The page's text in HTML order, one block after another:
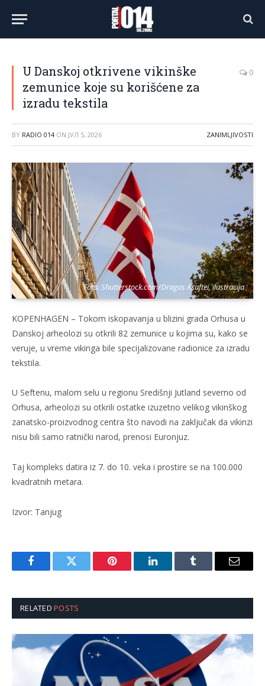
U Danskoj otkrivene vikinške
zemunice koje su korišćene za
izradu tekstila
0
BY RADIO 014 ON ЈУЛ 5, 2026 ZANIMLJIVOSTI
Foto: Shutterstock.com/Dragos Asaftei, ilustracija
KOPENHAGEN – Tokom iskopavanja u blizini grada Orhusa u
Danskoj arheolozi su otkrili 82 zemunice u kojima su, kako se
veruje, u vreme vikinga bile specijalizovane radionice za izradu
tekstila.
U Seftenu, malom selu u regionu Središnji Jutland severno od
Orhusa, arheolozi su otkrili ostatke izuzetno velikog vikinškog
zanatsko-proizvodnog centra što navodi na zaključak da vikinzi
nisu bili samo ratnički narod, prenosi Euronjuz.
Taj kompleks datira iz 7. do 10. veka i prostire se na 100.000
kvadratnih metara.
Izvor: Tanjug
FacebookTwitter Pinterest LinkedInTumblr Email
RELATEDPOSTS